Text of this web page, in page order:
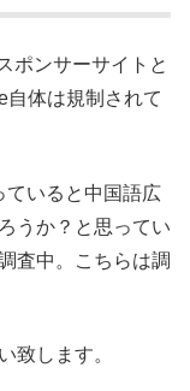
ポンサーサイトと
自体は規制されて
ていると中国語広
うか？と思ってい
査中。こちらは調
致します。